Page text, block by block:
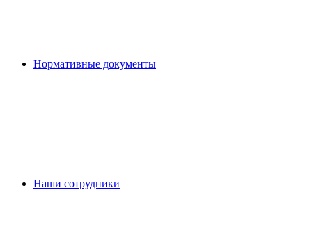
Нормативные документы
Наши сотрудники